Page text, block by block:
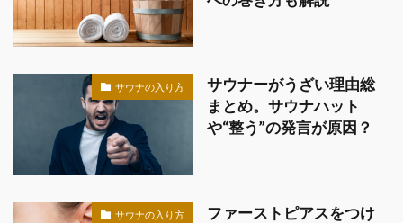
サウナの入り方
サウナーがうざい理由総
まとめ。サウナハット
や“整う”の発言が原因？
サウナの入り方
ファーストピアスをつけ